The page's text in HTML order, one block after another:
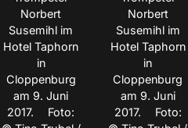
Norbert
Susemihl im
Hotel Taphorn
in
Cloppenburg
am 9. Juni
2017. Foto:
Norbert
Susemihl im
Hotel Taphorn
in
Cloppenburg
am 9. Juni
2017. Foto: